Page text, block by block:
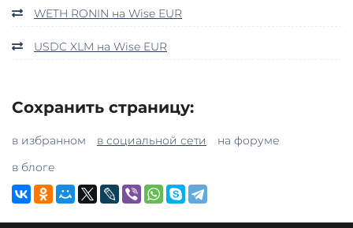
WETH RONIN на Wise EUR
USDC XLM на Wise EUR
Сохранить страницу:
в избранном в социальной сети
на форуме
в блоге